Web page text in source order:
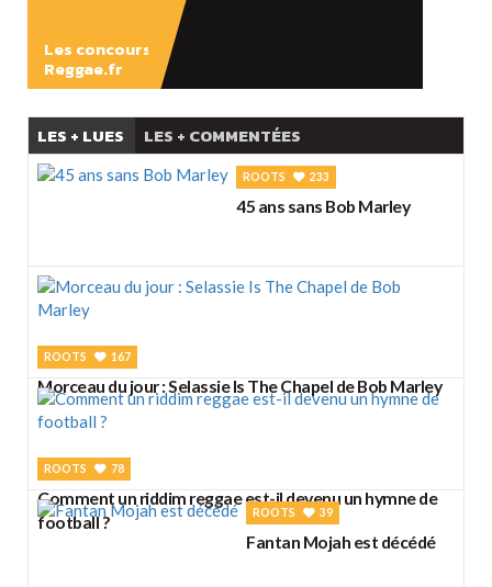
Les concours
Reggae.fr
LES + LUES LES + COMMENTÉES
ROOTS 233
45 ans sans Bob Marley
ROOTS 167
Morceau du jour : Selassie Is The Chapel de Bob Marley
ROOTS 78
Comment un riddim reggae est-il devenu un hymne de
football ?
ROOTS 39
Fantan Mojah est décédé